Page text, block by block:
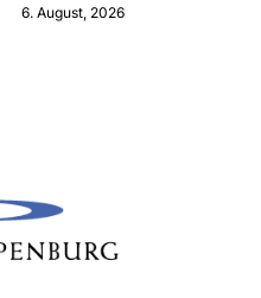
6. August, 2026